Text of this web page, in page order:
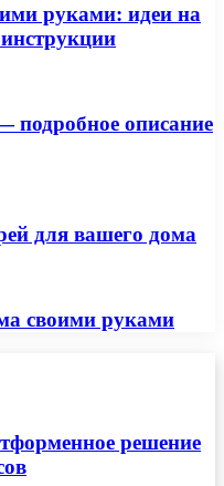
руками: идеи на
подробное описание
для вашего дома
своими руками
решение